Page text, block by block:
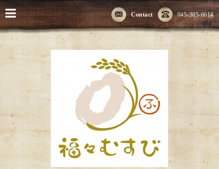
045-305-6614
Contact